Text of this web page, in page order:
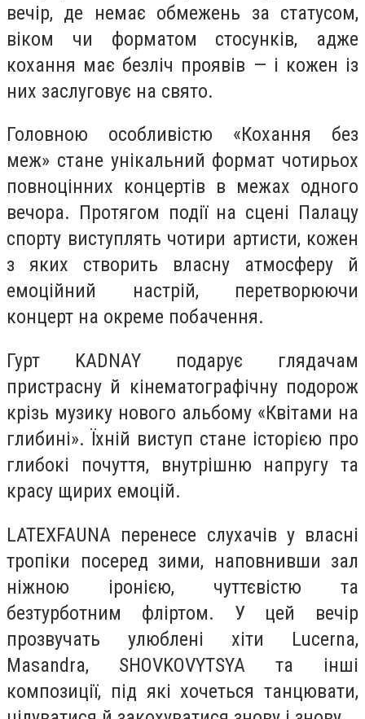
вечір, де немає обмежень за статусом,
віком чи форматом стосунків, адже
кохання має безліч проявів — і кожен із
них заслуговує на свято.
Головною особливістю «Кохання без
меж» стане унікальний формат чотирьох
повноцінних концертів в межах одного
вечора. Протягом події на сцені Палацу
спорту виступлять чотири артисти, кожен
з яких створить власну атмосферу й
емоційний настрій, перетворюючи
концерт на окреме побачення.
Гурт KADNAY подарує глядачам
пристрасну й кінематографічну подорож
крізь музику нового альбому «Квітами на
глибині». Їхній виступ стане історією про
глибокі почуття, внутрішню напругу та
красу щирих емоцій.
LATEXFAUNA перенесе слухачів у власні
тропіки посеред зими, наповнивши зал
ніжною іронією, чуттєвістю та
безтурботним фліртом. У цей вечір
прозвучать улюблені хіти Lucerna,
Masandra, SHOVKOVYTSYA та інші
композиції, під які хочеться танцювати,